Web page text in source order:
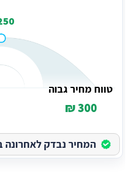
₪
טווח מחיר גבוה
300 ₪
המחיר נבדק לאחרונה